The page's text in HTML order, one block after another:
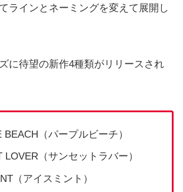
ラインとネーミングを変えて展開し
に待望の新作4種類がリリースされ
BEACH（パープルビーチ）
LOVER（サンセットラバー）
（アイスミント）